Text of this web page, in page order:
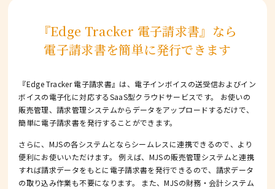
『Edge Tracker 電子請求書』なら
電子請求書を簡単に発行できます
『Edge Tracker 電子請求書』は、電子インボイスの送受信およびイン
ボイスの電子化に対応するSaaS型クラウドサービスです。
お使いの
販売管理、請求管理システムからデータをアップロードするだけで、
簡単に電子請求書を発行することができます。
さらに、MJSの各システムとならシームレスに連携できるので、より
便利にお使いいただけます。
例えば、MJSの販売管理システムと連携
すれば請求データをもとに電子請求書を発行できるので、請求データ
の取り込み作業も不要になります。
また、MJSの財務・会計システム